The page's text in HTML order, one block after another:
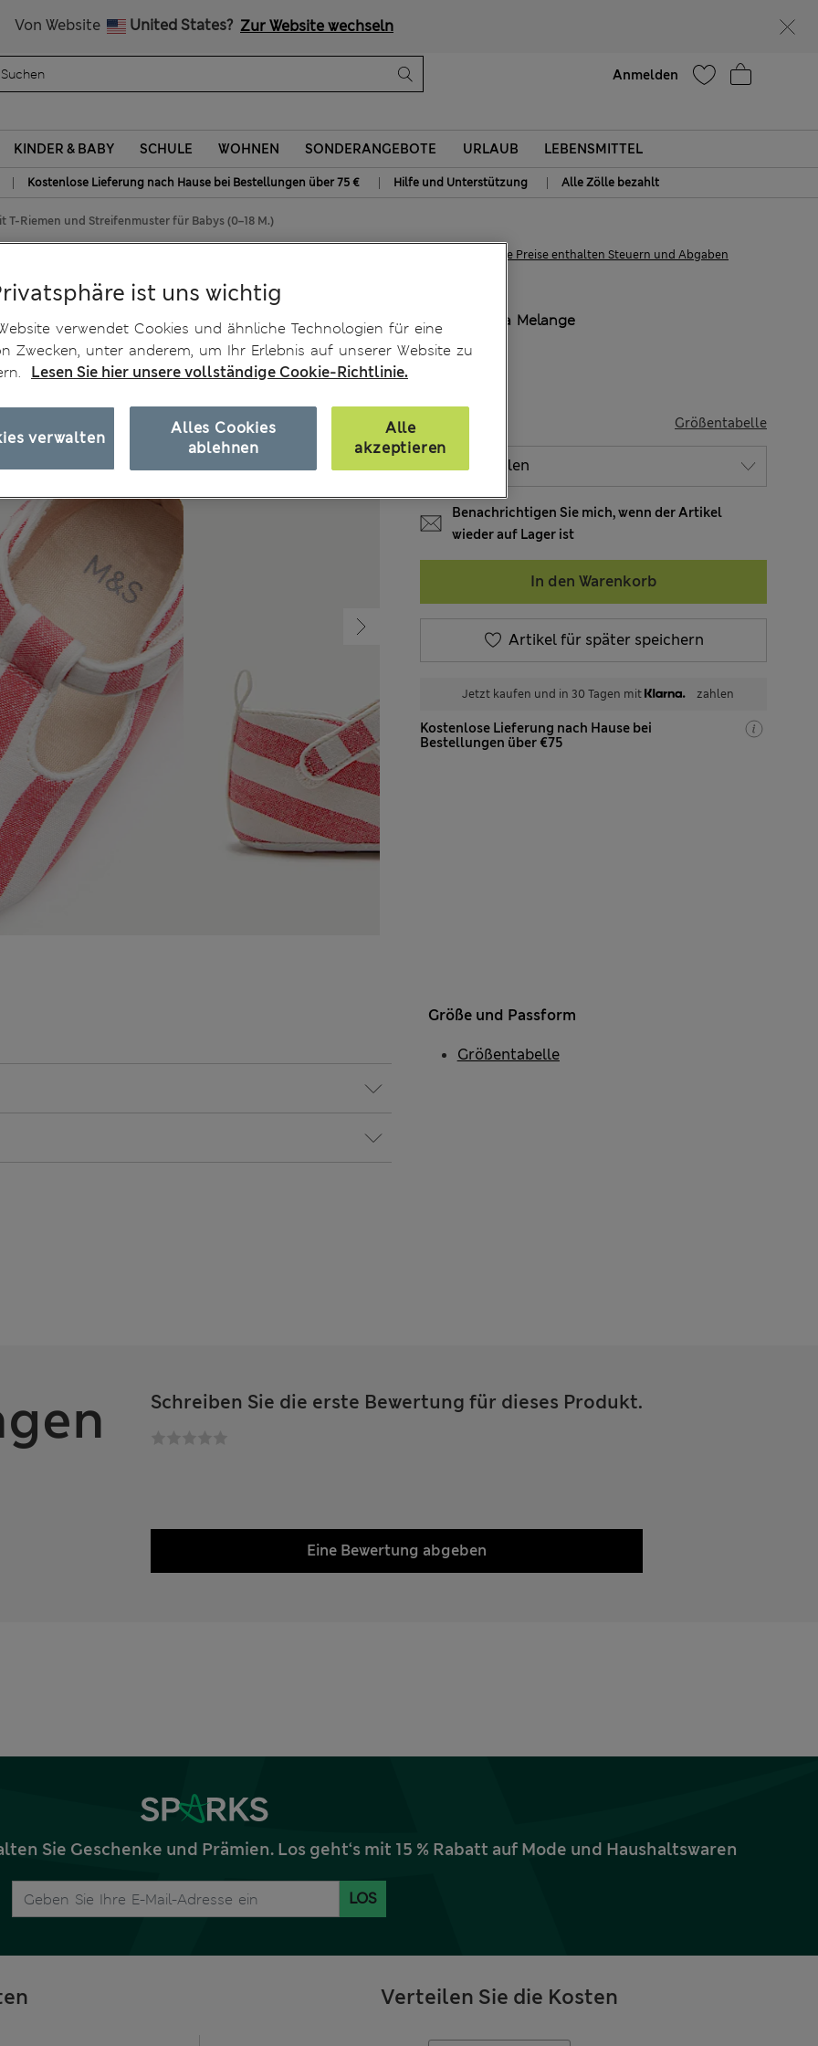
Von Website United States? Zur Website wechseln
Anmelden
KINDER & BABY SCHULE WOHNEN SONDERANGEBOTE URLAUB
LEBENSMITTEL
|
Kostenlose Lieferung nach Hause bei Bestellungen über 75 € | Hilfe und Unterstützung | Alle Zölle bezahlt
T-Riemen und Streifenmuster für Babys (0–18 M.)
und Streifenmuster
Alle Preise enthalten Steuern und Abgaben
FARBE: Rosa Melange
Größentabelle
Benachrichtigen Sie mich, wenn der Artikel
wieder auf Lager ist
In den Warenkorb
Artikel für später speichern
Jetzt kaufen und in 30 Tagen mit zahlen
Kostenlose Lieferung nach Hause bei
Bestellungen über €75
Größe und Passform
Größentabelle
Schreiben Sie die erste Bewertung für dieses Produkt.
Eine Bewertung abgeben
Sie Geschenke und Prämien. Los geht‘s mit 15 % Rabatt auf Mode und Haushaltswaren
LOS
Verteilen Sie die Kosten
ist uns wichtig
verwendet Cookies und ähnliche Technologien für eine
Zwecken, unter anderem, um Ihr Erlebnis auf unserer Website zu
Lesen Sie hier unsere vollständige Cookie-Richtlinie.
Alles Cookies
ablehnen
Alle
akzeptieren
verwalten